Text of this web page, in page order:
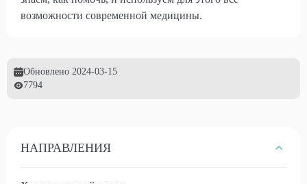
возможности современной медицины.
Обновлено 2024-03-15
7794
НАПРАВЛЕНИЯ